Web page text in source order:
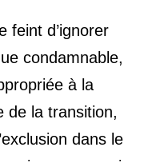
feint d’ignorer
condamnable,
à la
de la transition,
dans le